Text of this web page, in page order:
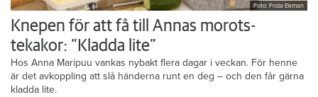
Foto: Frida Ekman
Knepen för att få till Annas morots-
tekakor: ”Kladda lite”
Hos Anna Maripuu vankas nybakt flera dagar i veckan. För henne
är det avkoppling att slå händerna runt en deg – och den får gärna
kladda lite.